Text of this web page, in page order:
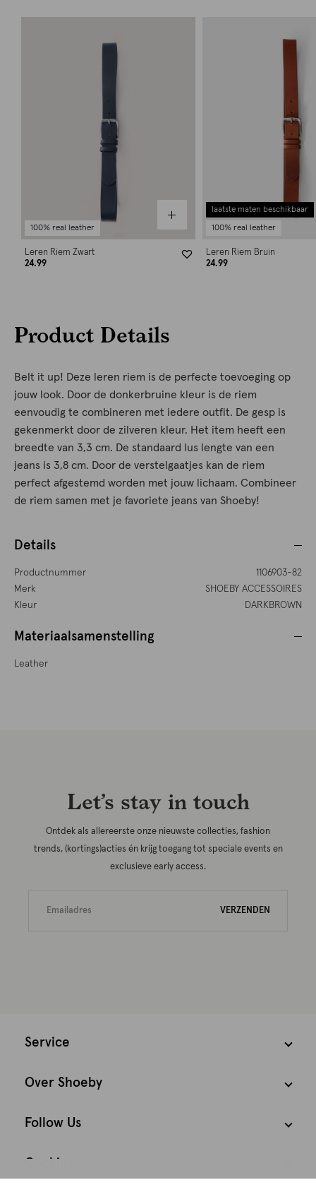
100% real leather
Leren Riem Zwart
24.99
laatste maten beschikbaar
100% real leather
Leren Riem Bruin
24.99
Product Details
Belt it up! Deze leren riem is de perfecte toevoeging op
jouw look. Door de donkerbruine kleur is de riem
eenvoudig te combineren met iedere outfit. De gesp is
gekenmerkt door de zilveren kleur. Het item heeft een
breedte van 3,3 cm. De standaard lus lengte van een
jeans is 3,8 cm. Door de verstelgaatjes kan de riem
perfect afgestemd worden met jouw lichaam. Combineer
de riem samen met je favoriete jeans van Shoeby!
Details
Productnummer
1106903-82
Merk
SHOEBY ACCESSOIRES
Kleur
DARKBROWN
Materiaalsamenstelling
Leather
Let’s stay in touch
Ontdek als allereerste onze nieuwste collecties, fashion
trends, (kortings)acties én krijg toegang tot speciale events en
exclusieve early access.
VERZENDEN
Service
Over Shoeby
Follow Us